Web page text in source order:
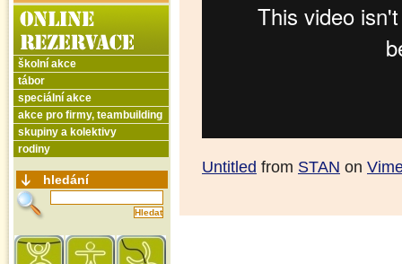
Untitled from STAN on
školní akce
tábor
speciální akce
akce pro firmy, teambuilding
skupiny a kolektivy
rodiny
hledání